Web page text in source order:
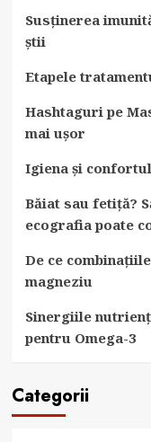
Susținerea
știi
Etapele
Hashtaguri pe
mai ușor
Igiena și
Băiat sau fetiță?
ecografia poate
De ce
magneziu
Sinergiile
pentru Omega-3
Categorii